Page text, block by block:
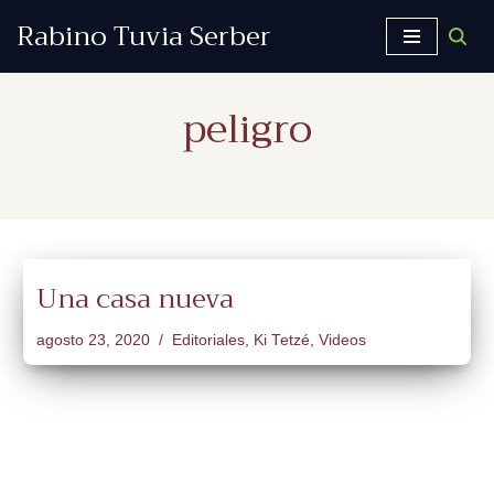
Rabino Tuvia Serber
peligro
Una casa nueva
agosto 23, 2020 Editoriales, Ki Tetzé, Videos